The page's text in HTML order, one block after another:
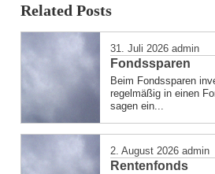
Related Posts
31. Juli 2026 admin
Fondssparen
Beim Fondssparen
regelmäßig in einen
sagen ein...
2. August 2026 admin
Rentenfonds